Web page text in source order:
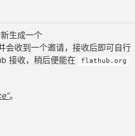
生成一个
会收到一个邀请，接收后即可自行
接收，稍后便能在
flathub.org
。